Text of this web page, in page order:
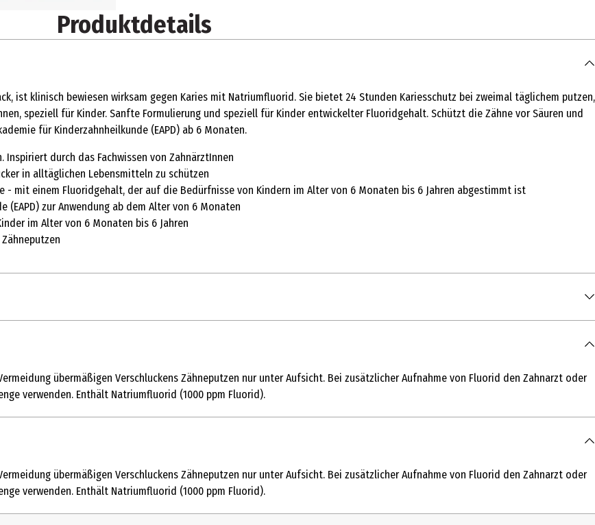
Produktdetails
ist klinisch bewiesen wirksam gegen Karies mit Natriumfluorid. Sie bietet 24 Stunden Kariesschutz bei zweimal täglichem putzen,
speziell für Kinder. Sanfte Formulierung und speziell für Kinder entwickelter Fluoridgehalt. Schützt die Zähne vor Säuren und
für Kinderzahnheilkunde (EAPD) ab 6 Monaten.
durch das Fachwissen von ZahnärztInnen
in alltäglichen Lebensmitteln zu schützen
mit einem Fluoridgehalt, der auf die Bedürfnisse von Kindern im Alter von 6 Monaten bis 6 Jahren abgestimmt ist
zur Anwendung ab dem Alter von 6 Monaten
im Alter von 6 Monaten bis 6 Jahren
Betaine, Aroma, Cellulose Gum, Trisodium Phosphate, Sodium Phosphate, Sodium Fluoride, Carbomer, Sodium
6 Monate bis 2 Jahre: Nur eine reiskorngroße Menge verwenden. Enthält Natriumfluorid (1000 ppm Fluorid).
übermäßigen Verschluckens Zähneputzen nur unter Aufsicht. Bei zusätzlicher Aufnahme von Fluorid den Zahnarzt oder
verwenden. Enthält Natriumfluorid (1000 ppm Fluorid).
übermäßigen Verschluckens Zähneputzen nur unter Aufsicht. Bei zusätzlicher Aufnahme von Fluorid den Zahnarzt oder
verwenden. Enthält Natriumfluorid (1000 ppm Fluorid).